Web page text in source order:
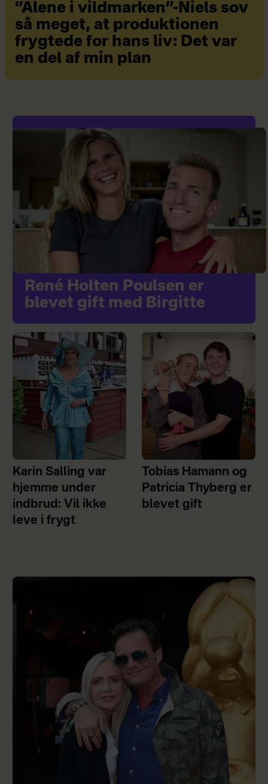
”Alene i vildmarken”-Niels sov
så meget, at produktionen
frygtede for hans liv: Det var
en del af min plan
René Holten Poulsen er
blevet gift med Birgitte
Karin Salling var
hjemme under
indbrud: Vil ikke
leve i frygt
Tobias Hamann og
Patricia Thyberg er
blevet gift